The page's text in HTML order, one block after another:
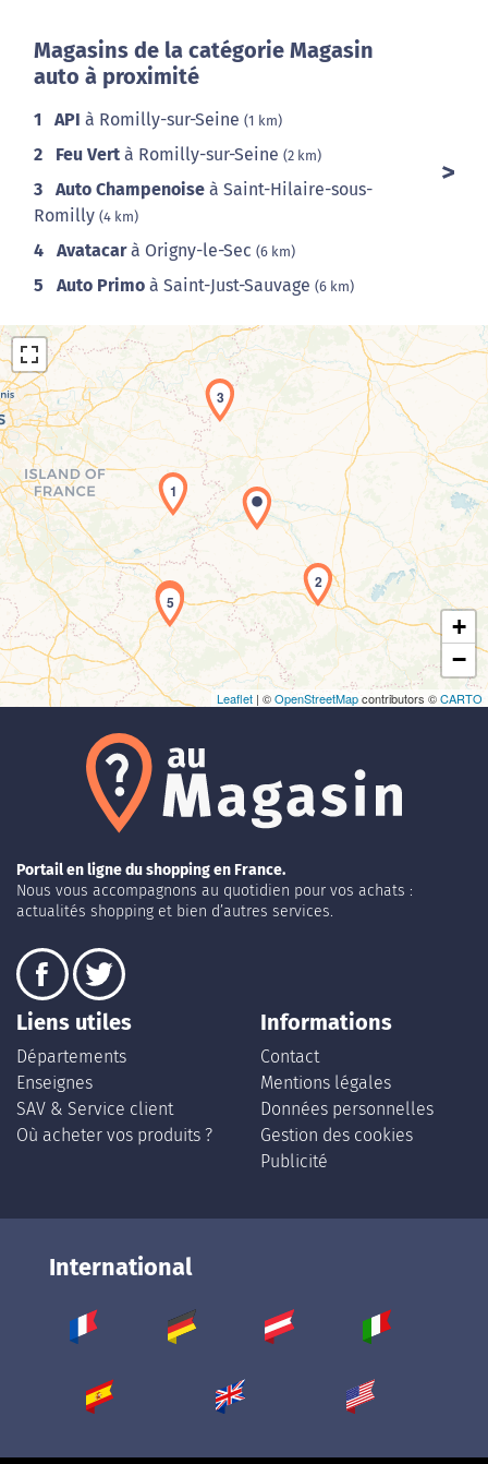
Magasins de la catégorie Magasin
auto à proximité
1 API à Romilly-sur-Seine (1 km)
2 Feu Vert à Romilly-sur-Seine (2 km)
3 Auto Champenoise à Saint-Hilaire-sous-
Romilly (4 km)
4 Avatacarà Origny-le-Sec (6 km)
5 Auto Primo à Saint-Just-Sauvage (6 km)
Chargement de la carte en cours...
1
2
3
4
5
+
−
Leaflet | ©OpenStreetMapcontributors ©CARTO
Portail en ligne du shopping en France.
Nous vous accompagnons au quotidien pour vos achats :
actualités shopping et bien d’autres services.
Liens utiles
Départements
Enseignes
SAV & Service client
Où acheter vos produits ?
Informations
Contact
Mentions légales
Données personnelles
Gestion des cookies
Publicité
International